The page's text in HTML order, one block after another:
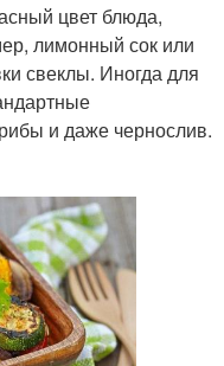
цвет блюда,
лимонный сок или
свеклы. Иногда для
и даже чернослив.